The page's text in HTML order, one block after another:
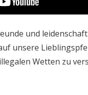
und
unsere
Wetten zu